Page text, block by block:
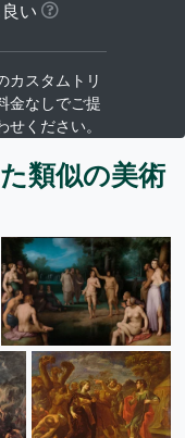
い
カスタムトリ
金なしでご提
ください。
類似の美術